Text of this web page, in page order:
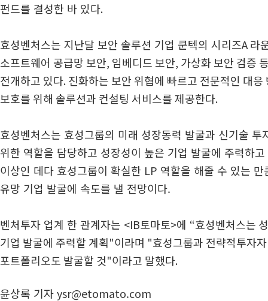
펀드를 결성한 바 있다.
효성벤처스는 지난달 보안 솔루션 기업 쿤텍의 시리즈A라
소프트웨어 공급망 보안, 임베디드 보안, 가상화 보안 검증
전개하고 있다. 진화하는 보안 위협에 빠르고 전문적인 대
보호를 위해 솔루션과 컨설팅 서비스를 제공한다.
효성벤처스는 효성그룹의 미래 성장동력 발굴과 신기술 투
위한 역할을 담당하고 성장성이 높은 기업 발굴에 주력하
이상인 데다 효성그룹이 확실한 LP 역할을 해줄 수 있는
유망 기업 발굴에 속도를 낼 전망이다.
벤처투자 업계 한 관계자는 <IB토마토>에 “효성벤처스는
기업 발굴에 주력할 계획"이라며 "효성그룹과 전략적투자
포트폴리오도 발굴할 것"이라고 말했다.
윤상록 기자 ysr@etomato.com